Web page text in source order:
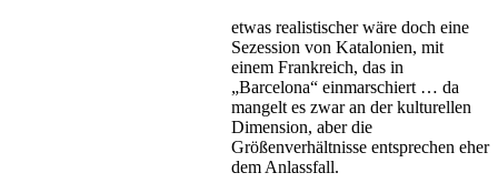
etwas realistischer wäre doch eine
Sezession von Katalonien, mit
einem Frankreich, das in
„Barcelona“ einmarschiert … da
mangelt es zwar an der kulturellen
Dimension, aber die
Größenverhältnisse entsprechen eher
dem Anlassfall.